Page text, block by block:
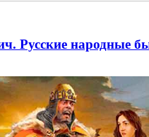
Русские народные